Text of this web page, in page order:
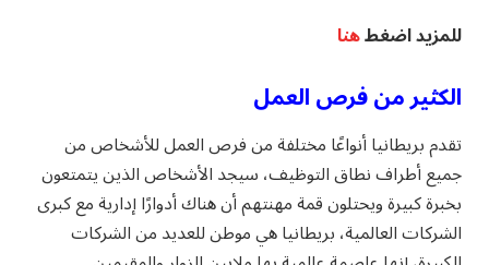
للمزيد اضغطهنا
الكثير من فرص العمل
تقدم بريطانيا أنواعًا مختلفة من فرص العمل للأشخاص من
جميع أطراف نطاق التوظيف، سيجد الأشخاص الذين يتمتعون
بخبرة كبيرة ويحتلون قمة مهنتهم أن هناك أدوارًا إدارية مع كبرى
الشركات العالمية، بريطانيا هي موطن للعديد من الشركات